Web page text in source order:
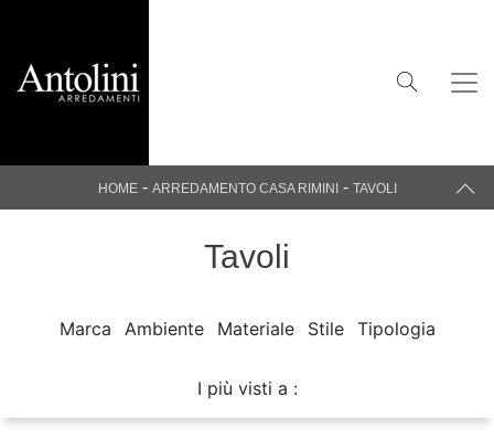
HOME- ARREDAMENTO CASA RIMINI - TAVOLI
Tavoli
Marca Ambiente Materiale Stile Tipologia
I più visti a :